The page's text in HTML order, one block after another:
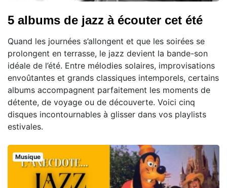
5 albums de jazz à écouter cet été
Quand les journées s’allongent et que les soirées se
prolongent en terrasse, le jazz devient la bande-son
idéale de l’été. Entre mélodies solaires, improvisations
envoûtantes et grands classiques intemporels, certains
albums accompagnent parfaitement les moments de
détente, de voyage ou de découverte. Voici cinq
disques incontournables à glisser dans vos playlists
estivales.
Musique